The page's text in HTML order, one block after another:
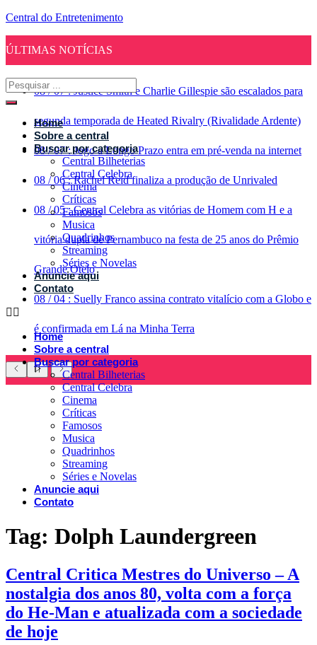
Central do Entretenimento
ÚLTIMAS NOTÍCIAS
08 / 07 : Justice Smith e Charlie Gillespie são escalados para
segunda temporada de Heated Rivalry (Rivalidade Ardente)
08 / 07 : Jogo a Longo Prazo entra em pré-venda na internet
08 / 06 : Rachel Reid finaliza a produção de Unrivaled
08 / 05 : Central Celebra as vitórias de Homem com H e a
vitória dupla de Pernambuco na festa de 25 anos do Prêmio
Grande Otelo
08 / 04 : Suelly Franco assina contrato vitalício com a Globo e
é confirmada em Lá na Minha Terra
Home
Sobre a central
Buscar por categoria
Central Bilheterias
Central Celebra
Cinema
Críticas
Famosos
Musica
Quadrinhos
Streaming
Séries e Novelas
Anuncie aqui
Contato
Home
Sobre a central
Buscar por categoria
Central Bilheterias
Central Celebra
Cinema
Críticas
Famosos
Musica
Quadrinhos
Streaming
Séries e Novelas
Anuncie aqui
Contato
Tag: Dolph Laundergreen
Central Critica Mestres do Universo – A
nostalgia dos anos 80, volta com a força
do He-Man e atualizada com a sociedade
de hoje